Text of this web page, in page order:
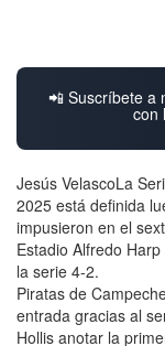
📲 Suscríbete a
con
Jesús VelascoLa
2025 está definida
impusieron en el
Estadio Alfredo
la serie 4-2.
Piratas de
entrada gracias al
Hollis anotar la